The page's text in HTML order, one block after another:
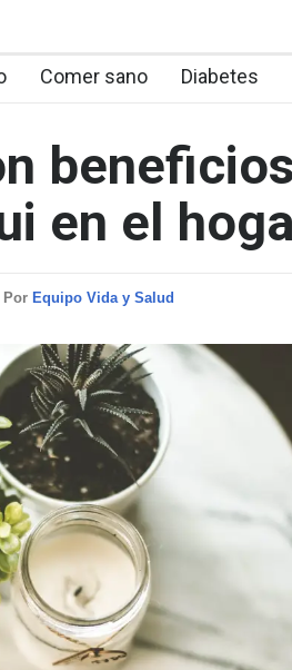
Comer sano Diabetes
en el
Por Equipo Vida y Salud